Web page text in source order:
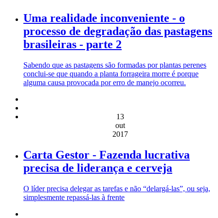
Uma realidade inconveniente - o
processo de degradação das pastagens
brasileiras - parte 2
Sabendo que as pastagens são formadas por plantas perenes
conclui-se que quando a planta forrageira morre é porque
alguma causa provocada por erro de manejo ocorreu.
13
out
2017
Carta Gestor - Fazenda lucrativa
precisa de liderança e cerveja
O líder precisa delegar as tarefas e não “delargá-las”, ou seja,
simplesmente repassá-las à frente